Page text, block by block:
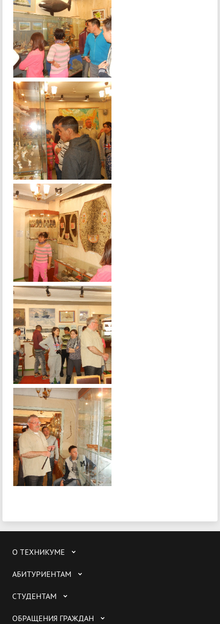
О ТЕХНИКУМЕ
АБИТУРИЕНТАМ
СТУДЕНТАМ
ОБРАЩЕНИЯ ГРАЖДАН